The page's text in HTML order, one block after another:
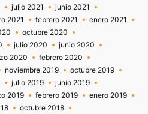
julio 2021
junio 2021
2021 febrero 2021
enero 2021
octubre 2020
julio 2020
junio 2020
2020
febrero 2020
noviembre 2019
octubre 2019
julio 2019
junio 2019
2019 febrero 2019
enero 2019
octubre 2018